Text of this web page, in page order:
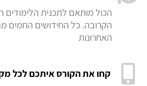
הכול מותאם לתכנית הלימודים
הקרובה. כל החידושים החמים
האחרונות
קחו את הקורס איתכם לכל